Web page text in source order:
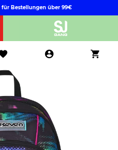
für Bestellungen über 99€